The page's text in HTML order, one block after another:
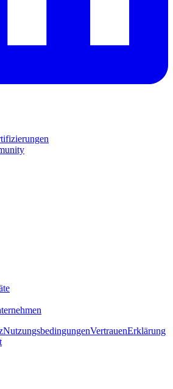
NutzungsbedingungenVertrauenErklärung